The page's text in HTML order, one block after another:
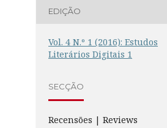
EDIÇÃO
Vol. 4 N.º 1 (2016): Estudos
Literários Digitais 1
SECÇÃO
Recensões | Reviews